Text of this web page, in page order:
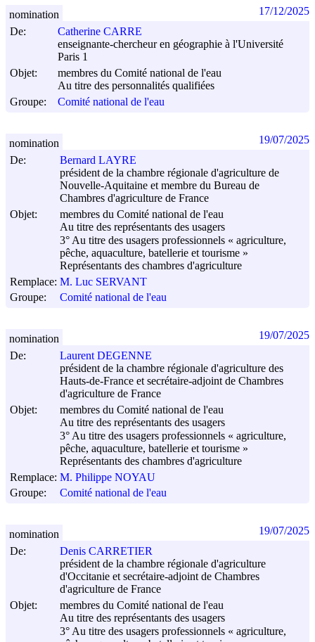
De:
Catherine CARRE
enseignante-chercheur en géographie à l'Université
Paris 1
Objet:
membres du Comité national de l'eau
Au titre des personnalités qualifiées
Groupe:
Comité national de l'eau
nomination 17/12/2025
De:
Bernard LAYRE
président de la chambre régionale d'agriculture de
Nouvelle-Aquitaine et membre du Bureau de
Chambres d'agriculture de France
Objet:
membres du Comité national de l'eau
Au titre des représentants des usagers
3° Au titre des usagers professionnels « agriculture,
pêche, aquaculture, batellerie et tourisme »
Représentants des chambres d'agriculture
Remplace: M. Luc SERVANT
Groupe:
Comité national de l'eau
nomination 19/07/2025
De:
Laurent DEGENNE
président de la chambre régionale d'agriculture des
Hauts-de-France et secrétaire-adjoint de Chambres
d'agriculture de France
Objet:
membres du Comité national de l'eau
Au titre des représentants des usagers
3° Au titre des usagers professionnels « agriculture,
pêche, aquaculture, batellerie et tourisme »
Représentants des chambres d'agriculture
Remplace: M. Philippe NOYAU
Groupe:
Comité national de l'eau
nomination 19/07/2025
De:
Denis CARRETIER
président de la chambre régionale d'agriculture
d'Occitanie et secrétaire-adjoint de Chambres
d'agriculture de France
Objet:
membres du Comité national de l'eau
Au titre des représentants des usagers
3° Au titre des usagers professionnels « agriculture,
nomination 19/07/2025